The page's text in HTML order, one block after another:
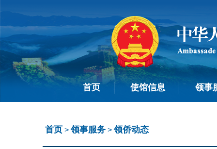
首页 使馆信息 领事
首页 >领事服务 >领侨动态